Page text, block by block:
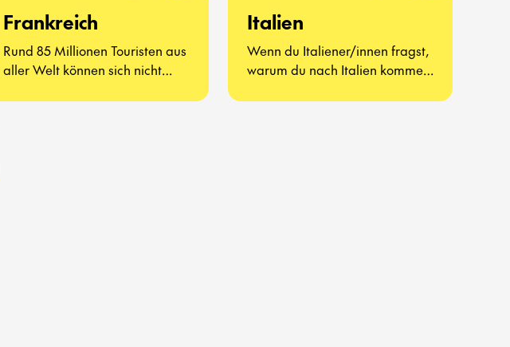
Frankreich
Rund 85 Millionen Touristen aus
aller Welt können sich nicht
Italien
Wenn du Italiener/innen fragst,
warum du nach Italien kommen